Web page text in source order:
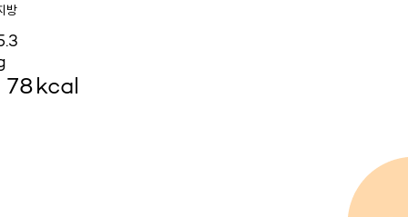
방
78kcal